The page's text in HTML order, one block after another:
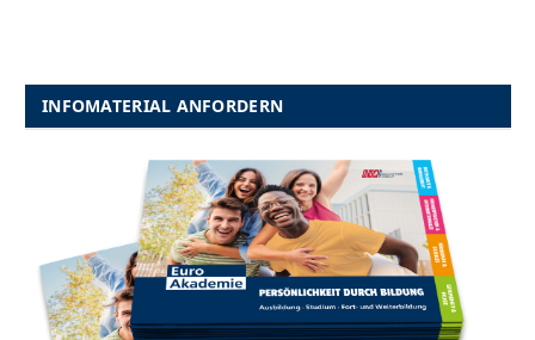
INFOMATERIAL ANFORDERN